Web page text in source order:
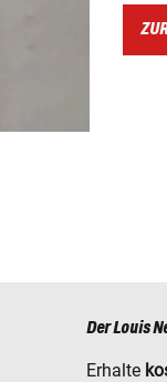
Der Louis
Erhalte